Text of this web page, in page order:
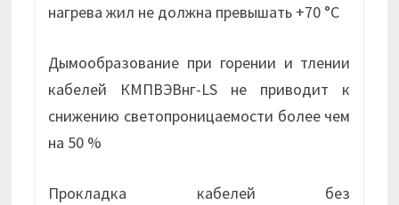
нагрева жил не должна превышать +70 °С
Дымообразование при горении и тлении
кабелей КМПВЭВнг-LS не приводит к
снижению светопроницаемости более чем
на 50 %
Прокладка кабелей без